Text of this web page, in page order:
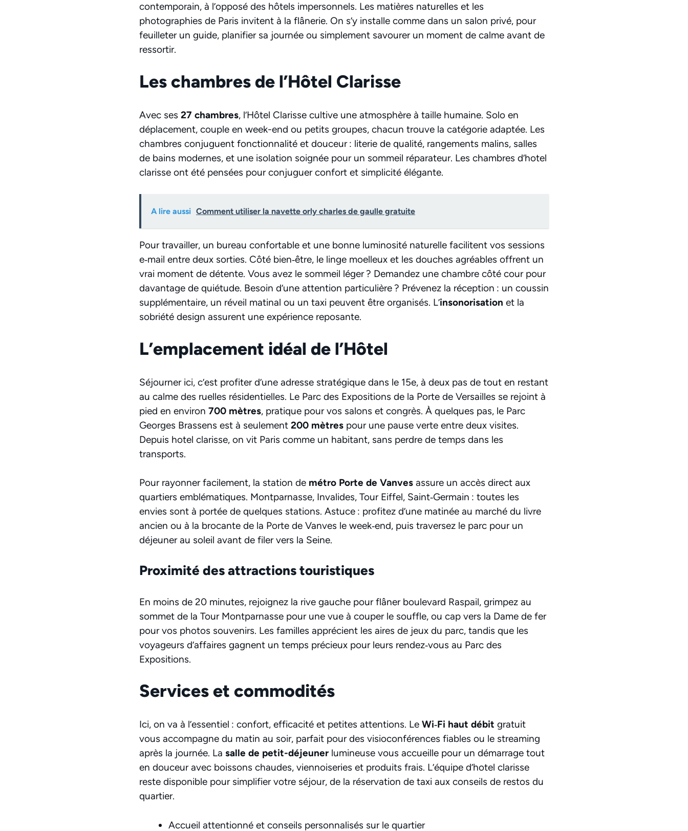
contemporain, à l’opposé des hôtels impersonnels. Les matières naturelles et les
photographies de Paris invitent à la flânerie. On s’y installe comme dans un salon privé, pour
feuilleter un guide, planifier sa journée ou simplement savourer un moment de calme avant de
ressortir.
Les chambres de l’Hôtel Clarisse
Avec ses 27 chambres, l’Hôtel Clarisse cultive une atmosphère à taille humaine. Solo en
déplacement, couple en week-end ou petits groupes, chacun trouve la catégorie adaptée. Les
chambres conjuguent fonctionnalité et douceur : literie de qualité, rangements malins, salles
de bains modernes, et une isolation soignée pour un sommeil réparateur. Les chambres d’hotel
clarisse ont été pensées pour conjuguer confort et simplicité élégante.
A lire aussi Comment utiliser la navette orly charles de gaulle gratuite
Pour travailler, un bureau confortable et une bonne luminosité naturelle facilitent vos sessions
e‑mail entre deux sorties. Côté bien‑être, le linge moelleux et les douches agréables offrent un
vrai moment de détente. Vous avez le sommeil léger ? Demandez une chambre côté cour pour
davantage de quiétude. Besoin d’une attention particulière ? Prévenez la réception : un coussin
supplémentaire, un réveil matinal ou un taxi peuvent être organisés. L’insonorisation et la
sobriété design assurent une expérience reposante.
L’emplacement idéal de l’Hôtel
Séjourner ici, c’est profiter d’une adresse stratégique dans le 15e, à deux pas de tout en restant
au calme des ruelles résidentielles. Le Parc des Expositions de la Porte de Versailles se rejoint à
pied en environ 700 mètres, pratique pour vos salons et congrès. À quelques pas, le Parc
Georges Brassens est à seulement 200 mètres pour une pause verte entre deux visites.
Depuis hotel clarisse, on vit Paris comme un habitant, sans perdre de temps dans les
transports.
Pour rayonner facilement, la station de métro Porte de Vanves assure un accès direct aux
quartiers emblématiques. Montparnasse, Invalides, Tour Eiffel, Saint‑Germain : toutes les
envies sont à portée de quelques stations. Astuce : profitez d’une matinée au marché du livre
ancien ou à la brocante de la Porte de Vanves le week‑end, puis traversez le parc pour un
déjeuner au soleil avant de filer vers la Seine.
Proximité des attractions touristiques
En moins de 20 minutes, rejoignez la rive gauche pour flâner boulevard Raspail, grimpez au
sommet de la Tour Montparnasse pour une vue à couper le souffle, ou cap vers la Dame de fer
pour vos photos souvenirs. Les familles apprécient les aires de jeux du parc, tandis que les
voyageurs d’affaires gagnent un temps précieux pour leurs rendez‑vous au Parc des
Expositions.
Services et commodités
Ici, on va à l’essentiel : confort, efficacité et petites attentions. Le Wi‑Fi haut débit gratuit
vous accompagne du matin au soir, parfait pour des visioconférences fiables ou le streaming
après la journée. La salle de petit-déjeuner lumineuse vous accueille pour un démarrage tout
en douceur avec boissons chaudes, viennoiseries et produits frais. L’équipe d’hotel clarisse
reste disponible pour simplifier votre séjour, de la réservation de taxi aux conseils de restos du
quartier.
Accueil attentionné et conseils personnalisés sur le quartier